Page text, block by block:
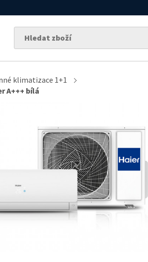
klimatizace 1+1
A+++ bílá